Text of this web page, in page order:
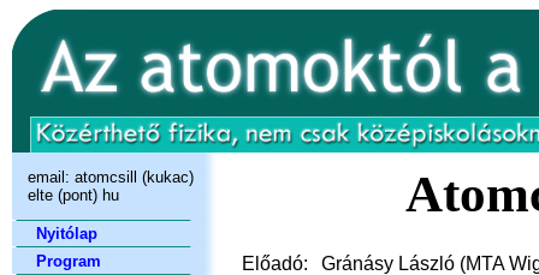
email: atomcsill (kukac)
elte (pont) hu
Nyitólap
Program
Előadó:
Gránásy László (MTA